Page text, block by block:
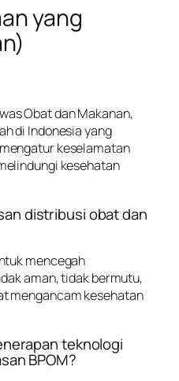
yang
Obat dan Makanan,
di Indonesia yang
keselamatan
kesehatan
distribusi obat dan
mencegah
aman, tidak bermutu,
mengancam kesehatan
teknologi
BPOM?